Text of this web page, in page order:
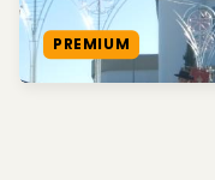
PREMIUM